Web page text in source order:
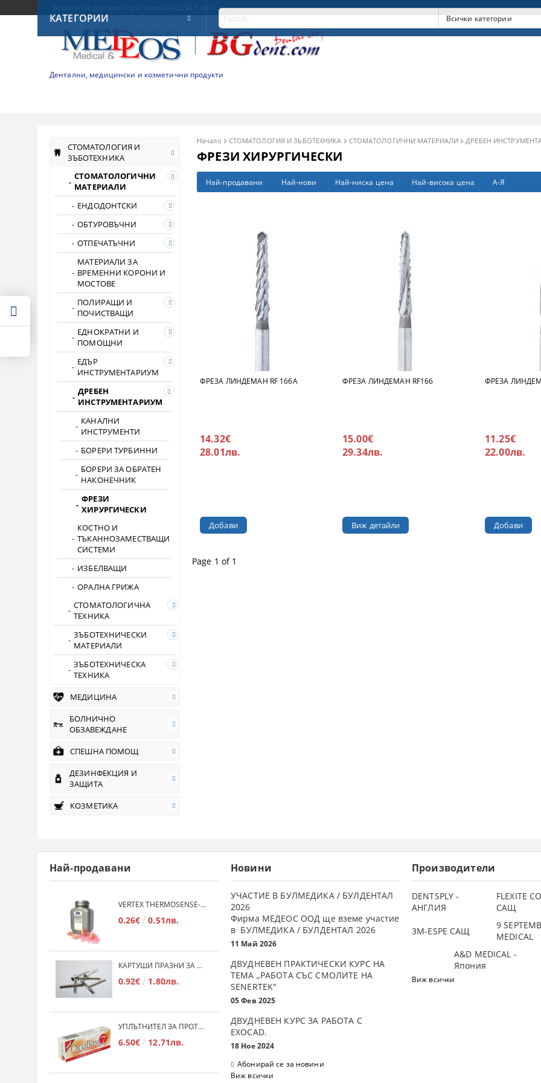
Дентални, медицински и козметични продукти
КАТЕГОРИИ
СТОМАТОЛОГИЯ И
ЗЪБОТЕХНИКА
СТОМАТОЛОГИЧНИ
МАТЕРИАЛИ
ЕНДОДОНТСКИ
ОБТУРОВЪЧНИ
ОТПЕЧАТЪЧНИ
МАТЕРИАЛИ ЗА
ВРЕМЕННИ КОРОНИ И
МОСТОВЕ
ПОЛИРАЩИ И
ПОЧИСТВАЩИ
ЕДНОКРАТНИ И
ПОМОЩНИ
ЕДЪР
ИНСТРУМЕНТАРИУМ
ДРЕБЕН
ИНСТРУМЕНТАРИУМ
КАНАЛНИ
ИНСТРУМЕНТИ
БОРЕРИ ТУРБИННИ
БОРЕРИ ЗА ОБРАТЕН
НАКОНЕЧНИК
ФРЕЗИ
ХИРУРГИЧЕСКИ
КОСТНО И
ТЪКАННОЗАМЕСТВАЩИ
СИСТЕМИ
ИЗБЕЛВАЩИ
ОРАЛНА ГРИЖА
СТОМАТОЛОГИЧНА
ТЕХНИКА
ЗЪБОТЕХНИЧЕСКИ
МАТЕРИАЛИ
ЗЪБОТЕХНИЧЕСКА
ТЕХНИКА
МЕДИЦИНА
БОЛНИЧНО
ОБЗАВЕЖДАНЕ
СПЕШНА ПОМОЩ
ДЕЗИНФЕКЦИЯ И
ЗАЩИТА
КОЗМЕТИКА
Начало СТОМАТОЛОГИЯ И ЗЪБОТЕХНИКА СТОМАТОЛОГИЧНИ МАТЕРИАЛИ ДРЕБЕН
ФРЕЗИ ХИРУРГИЧЕСКИ
Най-продавани Най-нови Най-ниска цена Най-висока цена А-Я
ФРЕЗА ЛИНДЕМАН RF 166A
14.32€
28.01лв.
ФРЕЗА ЛИНДЕМАН RF166
15.00€
29.34лв.
Виж детайли
ФРЕЗА
11.25€
22.00лв.
Page 1 of 1
Най-продавани
VERTEX THERMOSENSE- ГРАНУЛАТ ЗА МЕКИ ПРОТЕЗИ
0.26€ 0.51лв.
КАРТУШИ ПРАЗНИ ЗА МЕКА ПЛАСТМАСА
0.92€ 1.80лв.
УПЛЪТНИТЕЛ ЗА ПРОТЕЗИ DINABASE 7
6.50€ 12.71лв.
Новини
УЧАСТИЕ В БУЛМЕДИКА / БУЛДЕНТАЛ
2026
Фирма МЕДЕОС ООД ще вземе участие
в БУЛМЕДИКА / БУЛДЕНТАЛ 2026
11 Май 2026
ДВУДНЕВЕН ПРАКТИЧЕСКИ КУРС НА
ТЕМА „РАБОТА СЪС СМОЛИТЕ НА
SENERTEK"
05 Фев 2025
ДВУДНЕВЕН КУРС ЗА РАБОТА С
ЕXOCAD.
18 Ное 2024
Абонирай се за новини
Виж всички
Производители
DENTSPLY -
АНГЛИЯ
FLEXITE
САЩ
3М-ESPE САЩ
9
MEDICAL
A&D MEDICAL -
Япония
Виж всички